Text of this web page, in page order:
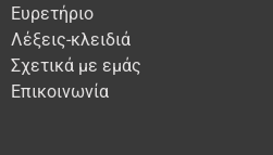
Ευρετήριο
Λέξεις-κλειδιά
Σχετικά με εμάς
Επικοινωνία